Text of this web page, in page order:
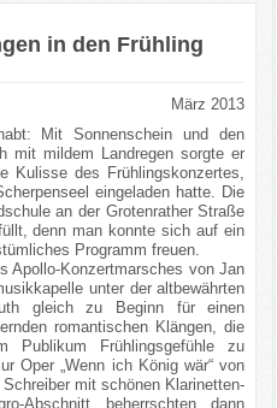
in den Frühling
März 2013
Mit Sonnenschein und den
mit mildem Landregen sorgte er
Kulisse des Frühlingskonzertes,
eingeladen hatte. Die
an der Grotenrather Straße
denn man konnte sich auf ein
Programm freuen.
Apollo-Konzertmarsches von Jan
unter der altbewährten
gleich zu Beginn für einen
romantischen Klängen, die
Publikum Frühlingsgefühle zu
Oper „Wenn ich König wär“ von
mit schönen Klarinetten-
Abschnitt beherrschten dann